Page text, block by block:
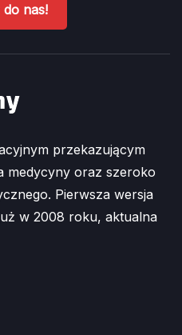
do nas!
przekazującym
medycyny oraz szeroko
Pierwsza wersja
w 2008 roku, aktualna